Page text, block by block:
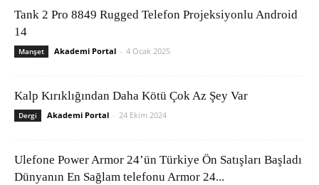
Tank 2 Pro 8849 Rugged Telefon Projeksiyonlu Android
14
Manşet Akademi Portal - 4 Ocak 2025
Kalp Kırıklığından Daha Kötü Çok Az Şey Var
Dergi Akademi Portal - 24 Ekim 2024
Ulefone Power Armor 24’ün Türkiye Ön Satışları Başladı
Dünyanın En Sağlam telefonu Armor 24...